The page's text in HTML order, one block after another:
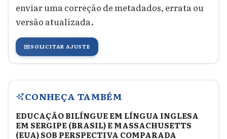
enviar uma correção de metadados, errata ou
versão atualizada.
✉️SOLICITAR AJUSTE
CONHEÇA TAMBÉM
EDUCAÇÃO BILÍNGUE EM LÍNGUA INGLESA
EM SERGIPE (BRASIL) E MASSACHUSETTS
(EUA) SOB PERSPECTIVA COMPARADA